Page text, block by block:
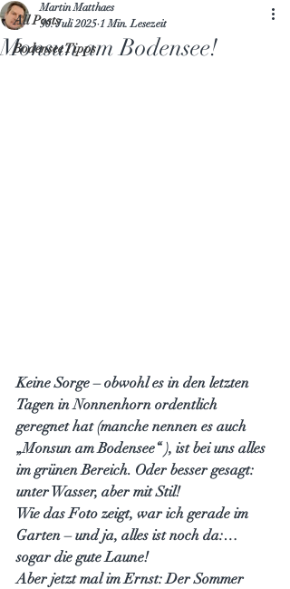
All Posts
Bodensee Tipps
Monsun am Bodensee!
Martin Matthaes
30. Juli 2025 1 Min. Lesezeit
Keine Sorge – obwohl es in den letzten
Tagen in Nonnenhorn ordentlich
geregnet hat (manche nennen es auch
„Monsun am Bodensee“ ), ist bei uns alles
im grünen Bereich. Oder besser gesagt:
unter Wasser, aber mit Stil!
Wie das Foto zeigt, war ich gerade im
Garten – und ja, alles ist noch da:…
sogar die gute Laune!
Aber jetzt mal im Ernst: Der Sommer